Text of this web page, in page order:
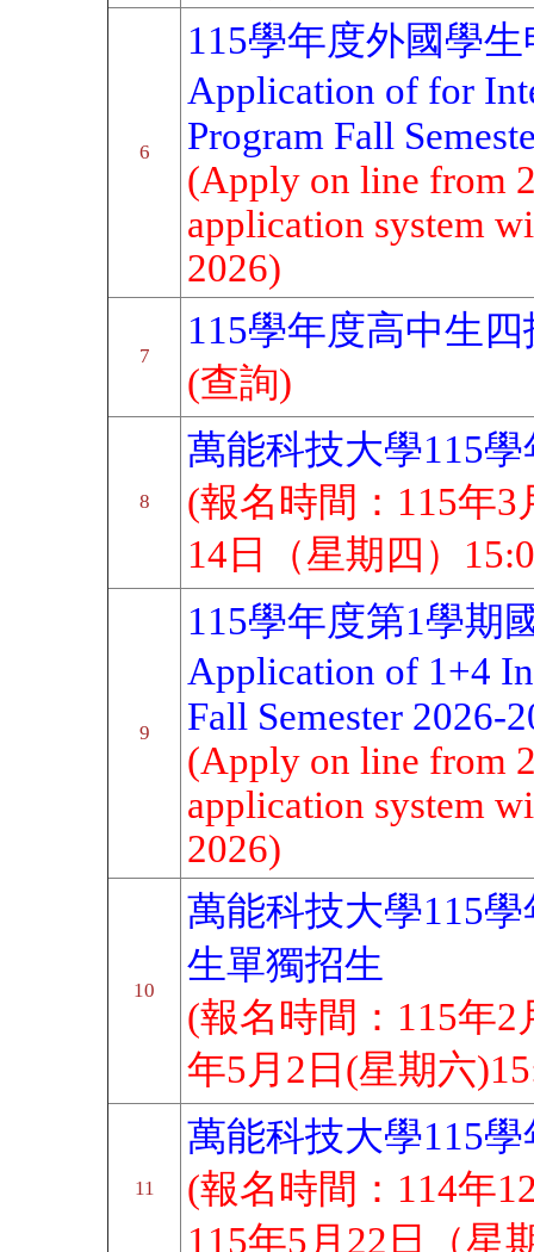
6
115學年度外國學
Application of for
Program Fall
(Apply on line from
application system
2026)
7
115學年度高中生
(查詢)
8
萬能科技大學115
(報名時間：115年3
14日（星期四）
9
115學年度第1學期
Application of 1+4
Fall Semester 2026-
(Apply on line from
application system
2026)
10
萬能科技大學115
生單獨招生
(報名時間：115年2
年5月2日(星期六
11
萬能科技大學115
(報名時間：114年
115年5月22日（星